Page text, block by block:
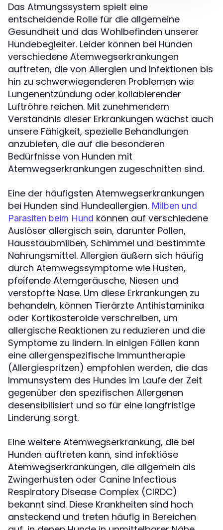
Das Atmungssystem spielt eine
entscheidende Rolle für die allgemeine
Gesundheit und das Wohlbefinden unserer
Hundebegleiter. Leider können bei Hunden
verschiedene Atemwegserkrankungen
auftreten, die von Allergien und Infektionen bis
hin zu schwerwiegenderen Problemen wie
Lungenentzündung oder kollabierender
Luftröhre reichen. Mit zunehmendem
Verständnis dieser Erkrankungen wächst auch
unsere Fähigkeit, spezielle Behandlungen
anzubieten, die auf die besonderen
Bedürfnisse von Hunden mit
Atemwegserkrankungen zugeschnitten sind.
Eine der häufigsten Atemwegserkrankungen
bei Hunden sind Hundeallergien. Milben und
Parasiten beim Hund können auf verschiedene
Auslöser allergisch sein, darunter Pollen,
Hausstaubmilben, Schimmel und bestimmte
Nahrungsmittel. Allergien äußern sich häufig
durch Atemwegssymptome wie Husten,
pfeifende Atemgeräusche, Niesen und
verstopfte Nase. Um diese Erkrankungen zu
behandeln, können Tierärzte Antihistaminika
oder Kortikosteroide verschreiben, um
allergische Reaktionen zu reduzieren und die
Symptome zu lindern. In einigen Fällen kann
eine allergenspezifische Immuntherapie
(Allergiespritzen) empfohlen werden, die das
Immunsystem des Hundes im Laufe der Zeit
gegenüber den spezifischen Allergenen
desensibilisiert und so für eine langfristige
Linderung sorgt.
Eine weitere Atemwegserkrankung, die bei
Hunden auftreten kann, sind infektiöse
Atemwegserkrankungen, die allgemein als
Zwingerhusten oder Canine Infectious
Respiratory Disease Complex (CIRDC)
bekannt sind. Diese Krankheiten sind hoch
ansteckend und treten häufig in Bereichen